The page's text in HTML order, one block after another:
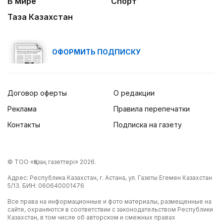
Таза Казахстан
ОФОРМИТЬ ПОДПИСКУ
Договор оферты
Реклама
Контакты
О редакции
Правила перепечатки
Подписка на газету
© ТОО «Қазақ газеттері» 2026.
Адрес: Республика Казахстан, г. Астана, ул. Газеты Егемен Казахстан
5/13. БИН: 060640001476
Все права на информационные и фото материалы, размещенные на
сайте, охраняются в соответствии с законодательством Республики
Казахстан, в том числе об авторском и смежных правах